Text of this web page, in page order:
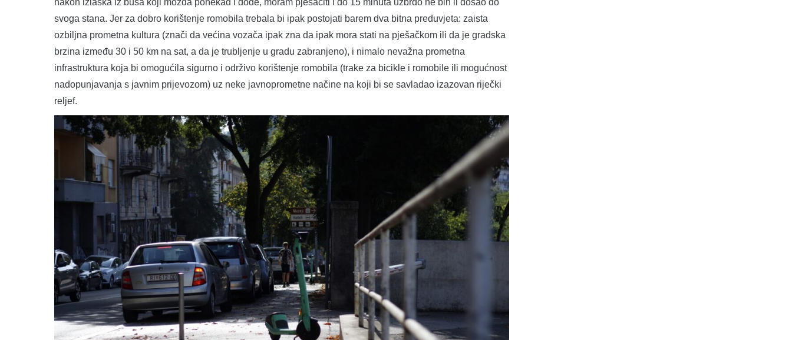
nakon izlaska iz busa koji možda ponekad i dođe, moram pješačiti i do 15 minuta uzbrdo ne bih li došao do
svoga stana. Jer za dobro korištenje romobila trebala bi ipak postojati barem dva bitna preduvjeta: zaista
ozbiljna prometna kultura (znači da većina vozača ipak zna da ipak mora stati na pješačkom ili da je gradska
brzina između 30 i 50 km na sat, a da je trubljenje u gradu zabranjeno), i nimalo nevažna prometna
infrastruktura koja bi omogućila sigurno i održivo korištenje romobila (trake za bicikle i romobile ili mogućnost
nadopunjavanja s javnim prijevozom) uz neke javnoprometne načine na koji bi se savladao izazovan riječki
reljef.